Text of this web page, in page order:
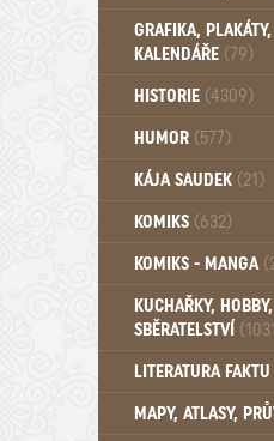
GRAFIKA,
KALENDÁŘE (79)
HISTORIE (4309)
Mytologie, Mýty,
HUMOR (577)
KÁJA SAUDEK (21)
KOMIKS (632)
Komiks - Čtyřlístek
KOMIKS - MANGA
KUCHAŘKY,
SBĚRATELSTVÍ
Dům a byt (102)
LITERATURA FAKTU
Katalogy (503)
MAPY, ATLASY,